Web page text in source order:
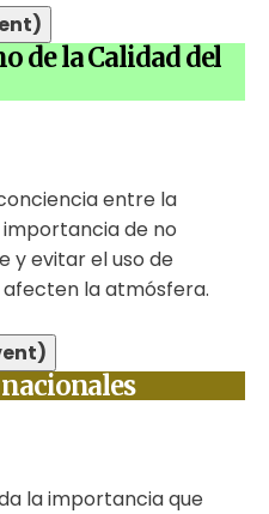
de la Calidad del
entre la
de no
y evitar el uso de
la atmósfera.
nacionales
la importancia que